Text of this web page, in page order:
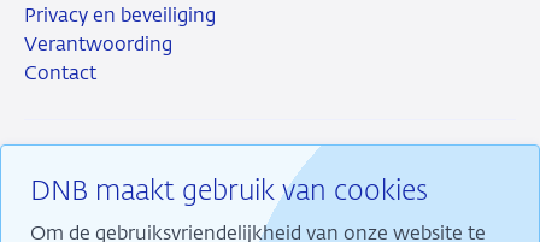
DNB maakt gebruik van cookies
Om de gebruiksvriendelijkheid van onze website te
Privacy en beveiliging
Verantwoording
Contact
RSS InstagramLinkedin
X